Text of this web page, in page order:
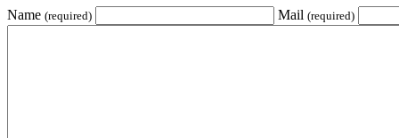
Name (required) Mail (required)